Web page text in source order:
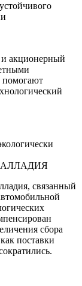
акционерный
помогают
связанный
сбора
поставки